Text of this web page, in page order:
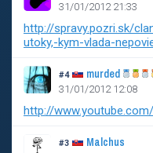
31/01/2012 21:33
http://spravy.pozri.sk/
utoky,-kym-vlada-
#4 murded
31/01/2012 12:08
http://
#3 Malchus